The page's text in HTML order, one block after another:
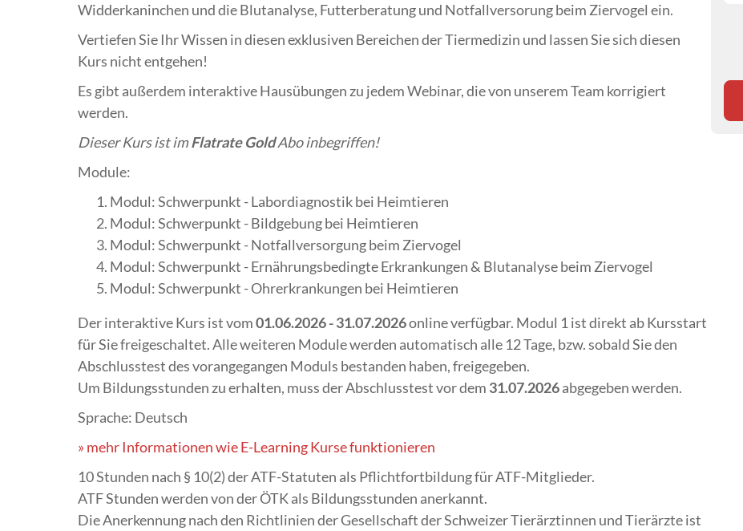
Widderkaninchen und die Blutanalyse, Futterberatung und Notfallversorung beim Ziervogel ein.
Vertiefen Sie Ihr Wissen in diesen exklusiven Bereichen der Tiermedizin und lassen Sie sich diesen
Kurs nicht entgehen!
Es gibt außerdem interaktive Hausübungen zu jedem Webinar, die von unserem Team korrigiert
werden.
Dieser Kurs ist imFlatrate GoldAbo inbegriffen!
Module:
Modul: Schwerpunkt - Labordiagnostik bei Heimtieren
Modul: Schwerpunkt - Bildgebung bei Heimtieren
Modul: Schwerpunkt - Notfallversorgung beim Ziervogel
Modul: Schwerpunkt - Ernährungsbedingte Erkrankungen & Blutanalyse beim Ziervogel
Modul: Schwerpunkt - Ohrerkrankungen bei Heimtieren
Der interaktive Kurs ist vom01.06.2026 - 31.07.2026online verfügbar. Modul 1 ist direkt ab Kursstart
für Sie freigeschaltet. Alle weiteren Module werden automatisch alle 12 Tage, bzw. sobald Sie den
Abschlusstest des vorangegangen Moduls bestanden haben, freigegeben.
Um Bildungsstunden zu erhalten, muss der Abschlusstest vor dem 31.07.2026abgegeben werden.
Sprache: Deutsch
» mehr Informationen wie E-Learning Kurse funktionieren
10 Stunden nach § 10(2) der ATF-Statuten als Pflichtfortbildung für ATF-Mitglieder.
ATF Stunden werden von der ÖTK als Bildungsstunden anerkannt.
Die Anerkennung nach den Richtlinien der Gesellschaft der Schweizer Tierärztinnen und Tierärzte ist